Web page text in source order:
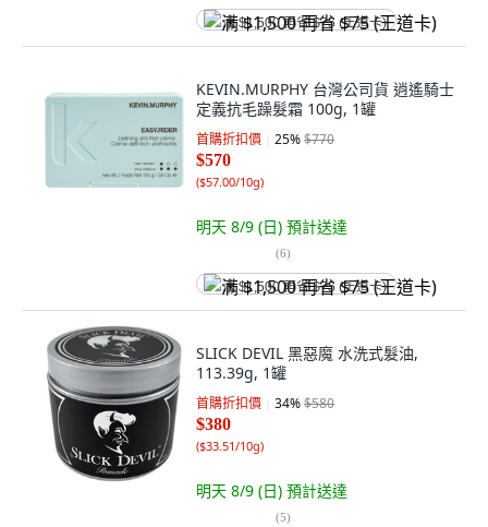
满 $1,500 再省 $75 (王道卡)
KEVIN.MURPHY 台灣公司貨 逍遙騎士
定義抗毛躁髮霜 100g, 1罐
首購折扣價 25%$770
$570
($57.00/10g)
明天 8/9 (日) 預計送達
(6)
满 $1,500 再省 $75 (王道卡)
SLICK DEVIL 黑惡魔 水洗式髮油,
113.39g, 1罐
首購折扣價 34%$580
$380
($33.51/10g)
明天 8/9 (日) 預計送達
(5)